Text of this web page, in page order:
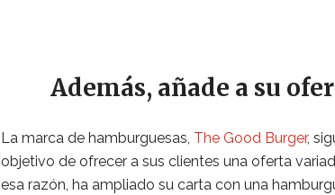
Además, añade a su
La marca de hamburguesas, The Good Burger,
objetivo de ofrecer a sus clientes una oferta
esa razón, ha ampliado su carta con una